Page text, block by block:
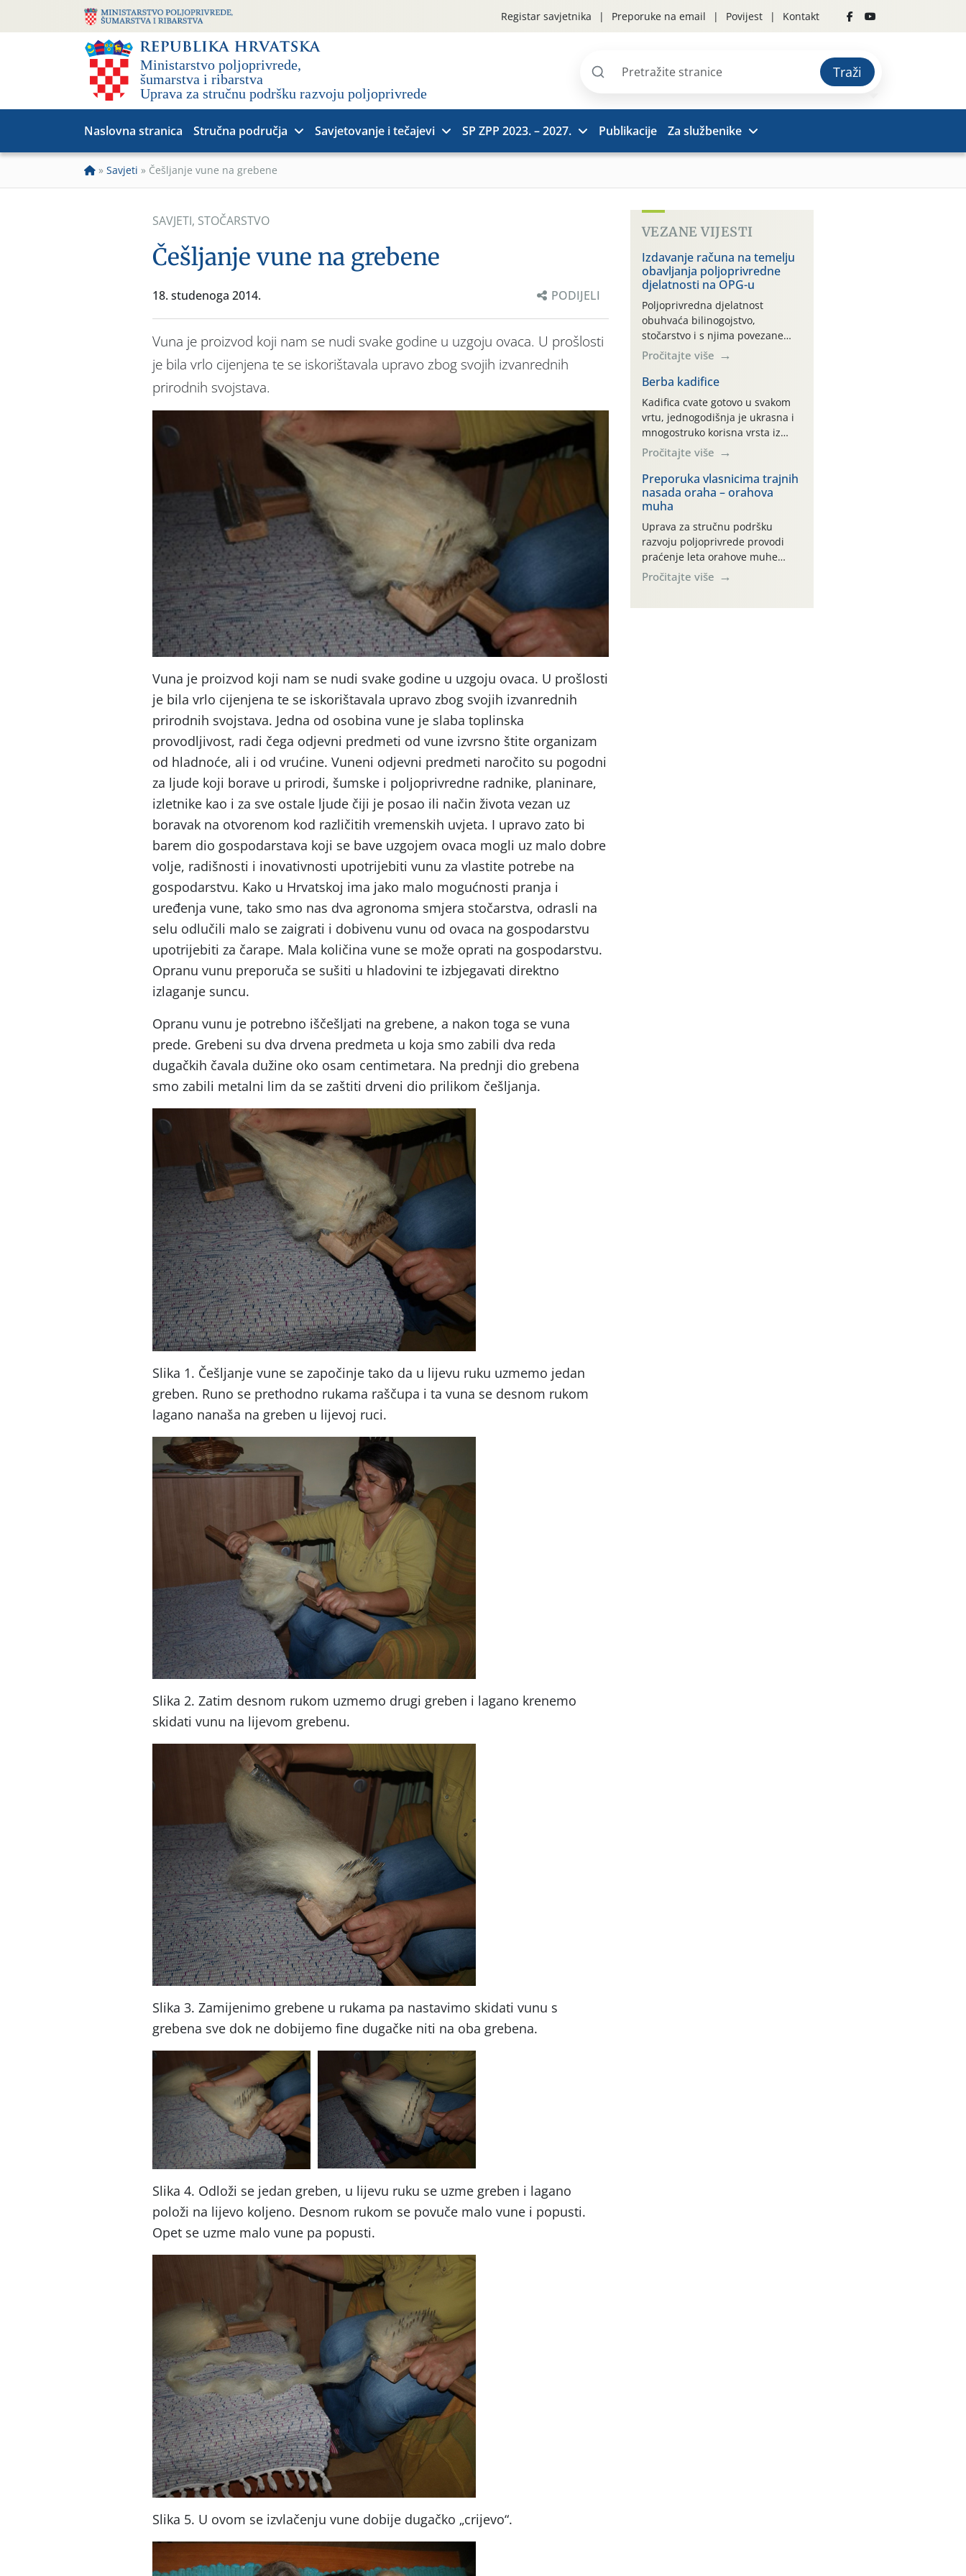
Registar savjetnika Preporuke na email Povijest Kontakt
Pretraži
Traži
Naslovna stranica Stručna područja Savjetovanje i tečajevi SP ZPP 2023. – 2027. Publikacije Za službenike
» Savjeti » Češljanje vune na grebene
SAVJETI, STOČARSTVO
Češljanje vune na grebene
18. studenoga 2014. PODIJELI
Vuna je proizvod koji nam se nudi svake godine u uzgoju ovaca. U prošlosti
je bila vrlo cijenjena te se iskorištavala upravo zbog svojih izvanrednih
prirodnih svojstava.
Vuna je proizvod koji nam se nudi svake godine u uzgoju ovaca. U prošlosti
je bila vrlo cijenjena te se iskorištavala upravo zbog svojih izvanrednih
prirodnih svojstava. Jedna od osobina vune je slaba toplinska
provodljivost, radi čega odjevni predmeti od vune izvrsno štite organizam
od hladnoće, ali i od vrućine. Vuneni odjevni predmeti naročito su pogodni
za ljude koji borave u prirodi, šumske i poljoprivredne radnike, planinare,
izletnike kao i za sve ostale ljude čiji je posao ili način života vezan uz
boravak na otvorenom kod različitih vremenskih uvjeta. I upravo zato bi
barem dio gospodarstava koji se bave uzgojem ovaca mogli uz malo dobre
volje, radišnosti i inovativnosti upotrijebiti vunu za vlastite potrebe na
gospodarstvu. Kako u Hrvatskoj ima jako malo mogućnosti pranja i
uređenja vune, tako smo nas dva agronoma smjera stočarstva, odrasli na
selu odlučili malo se zaigrati i dobivenu vunu od ovaca na gospodarstvu
upotrijebiti za čarape. Mala količina vune se može oprati na gospodarstvu.
Opranu vunu preporuča se sušiti u hladovini te izbjegavati direktno
izlaganje suncu.
Opranu vunu je potrebno iščešljati na grebene, a nakon toga se vuna
prede. Grebeni su dva drvena predmeta u koja smo zabili dva reda
dugačkih čavala dužine oko osam centimetara. Na prednji dio grebena
smo zabili metalni lim da se zaštiti drveni dio prilikom češljanja.
Slika 1. Češljanje vune se započinje tako da u lijevu ruku uzmemo jedan
greben. Runo se prethodno rukama raščupa i ta vuna se desnom rukom
lagano nanaša na greben u lijevoj ruci.
Slika 2. Zatim desnom rukom uzmemo drugi greben i lagano krenemo
skidati vunu na lijevom grebenu.
Slika 3. Zamijenimo grebene u rukama pa nastavimo skidati vunu s
grebena sve dok ne dobijemo fine dugačke niti na oba grebena.
Slika 4. Odloži se jedan greben, u lijevu ruku se uzme greben i lagano
položi na lijevo koljeno. Desnom rukom se povuče malo vune i popusti.
Opet se uzme malo vune pa popusti.
Slika 5. U ovom se izvlačenju vune dobije dugačko „crijevo“.
VEZANE VIJESTI
Izdavanje računa na temelju
obavljanja poljoprivredne
djelatnosti na OPG-u
Poljoprivredna djelatnost
obuhvaća bilinogojstvo,
stočarstvo i s njima povezane
uslužne djelatnosti. Prema
Nacionalnoj klasifikaciji
djelatnosti (NKD 2025) to su
skupne 01.1, 01.2, 01.3, 01.4,
01.5 i 01.6. Djelatnost prerade
poljoprivrednih proizvoda je
svako djelovanje na
poljoprivredni proizvod čiji je
rezultat proizvod koji također
može biti poljoprivredni proizvod
poput npr. maslinovog ulja,
Pročitajte više
Berba kadifice
Kadifica cvate gotovo u svakom
vrtu, jednogodišnja je ukrasna i
mnogostruko korisna vrsta iz
roda Tagetes.
Pročitajte više
Preporuka vlasnicima trajnih
nasada oraha – orahova
muha
Uprava za stručnu podršku
razvoju poljoprivrede provodi
praćenje leta orahove muhe
pomoću žutih ljepljivih ploča i
elektronskih lovki.
Pročitajte više